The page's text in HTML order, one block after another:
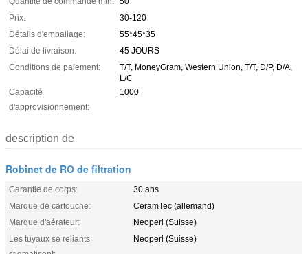
Prix:
30-120
Détails d'emballage:
55*45*35
Délai de livraison:
45 JOURS
Conditions de paiement:
T/T, MoneyGram, Western Union, T/T, D/P, D/A,
L/C
Capacité
d'approvisionnement:
1000
description de
Robinet de RO de filtration
Garantie de corps:
30 ans
Marque de cartouche:
CeramTec (allemand)
Marque d'aérateur:
Neoperl (Suisse)
Les tuyaux se reliants
Neoperl (Suisse)